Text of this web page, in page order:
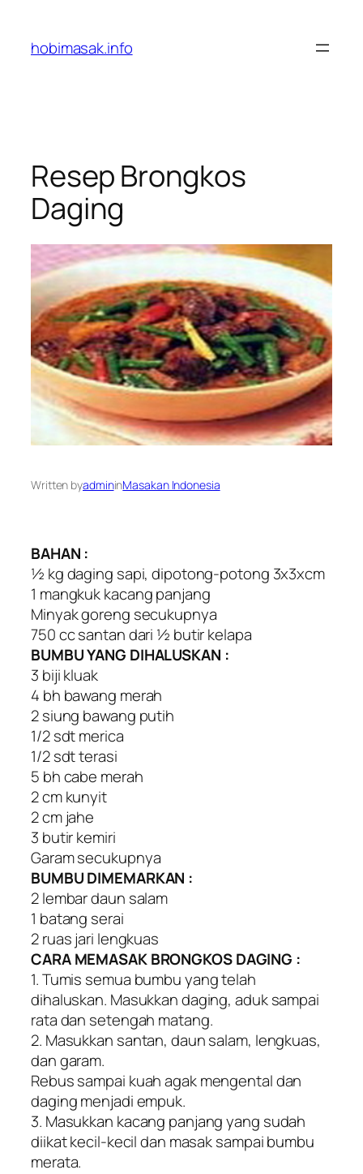
content
hobimasak.info
Resep Brongkos
Daging
Written byadmininMasakan Indonesia
BAHAN :
½ kg daging sapi, dipotong-potong 3x3xcm
1 mangkuk kacang panjang
Minyak goreng secukupnya
750 cc santan dari ½ butir kelapa
BUMBU YANG DIHALUSKAN :
3 biji kluak
4 bh bawang merah
2 siung bawang putih
1/2 sdt merica
1/2 sdt terasi
5 bh cabe merah
2 cm kunyit
2 cm jahe
3 butir kemiri
Garam secukupnya
BUMBU DIMEMARKAN :
2 lembar daun salam
1 batang serai
2 ruas jari lengkuas
CARA MEMASAK BRONGKOS DAGING :
1. Tumis semua bumbu yang telah
dihaluskan. Masukkan daging, aduk sampai
rata dan setengah matang.
2. Masukkan santan, daun salam, Iengkuas,
dan garam.
Rebus sampai kuah agak mengental dan
daging menjadi empuk.
3. Masukkan kacang panjang yang sudah
diikat kecil-kecil dan masak sampai bumbu
merata.